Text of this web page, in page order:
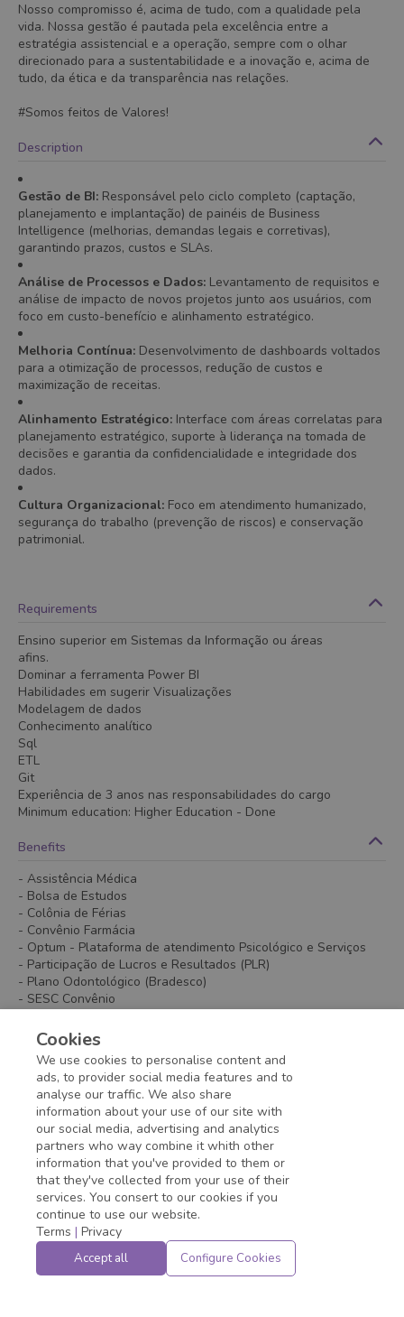
Nosso compromisso é, acima de tudo, com a qualidade pela
vida. Nossa gestão é pautada pela excelência entre a
estratégia assistencial e a operação, sempre com o olhar
direcionado para a sustentabilidade e a inovação e, acima de
tudo, da ética e da transparência nas relações.
#Somos feitos de Valores!
Description
Gestão de BI: Responsável pelo ciclo completo (captação,
planejamento e implantação) de painéis de Business
Intelligence (melhorias, demandas legais e corretivas),
garantindo prazos, custos e SLAs.
Análise de Processos e Dados: Levantamento de requisitos e
análise de impacto de novos projetos junto aos usuários, com
foco em custo-benefício e alinhamento estratégico.
Melhoria Contínua: Desenvolvimento de dashboards voltados
para a otimização de processos, redução de custos e
maximização de receitas.
Alinhamento Estratégico: Interface com áreas correlatas para
planejamento estratégico, suporte à liderança na tomada de
decisões e garantia da confidencialidade e integridade dos
dados.
Cultura Organizacional: Foco em atendimento humanizado,
segurança do trabalho (prevenção de riscos) e conservação
patrimonial.
Requirements
Ensino superior em Sistemas da Informação ou áreas
afins.
Dominar a ferramenta Power BI
Habilidades em sugerir Visualizações
Modelagem de dados
Conhecimento analítico
Sql
ETL
Git
Experiência de 3 anos nas responsabilidades do cargo
Minimum education: Higher Education - Done
Benefits
- Assistência Médica
- Bolsa de Estudos
- Colônia de Férias
- Convênio Farmácia
- Optum - Plataforma de atendimento Psicológico e Serviços
- Participação de Lucros e Resultados (PLR)
- Plano Odontológico (Bradesco)
- SESC Convênio
- Vale Transporte
- Wellhub - Gympass Aplicativo que dá acesso a academias no
Brasil e no mundo.
Application deadline expired!
Cookies
We use cookies to personalise content and
ads, to provider social media features and to
analyse our traffic. We also share
information about your use of our site with
our social media, advertising and analytics
partners who way combine it whith other
information that you've provided to them or
that they've collected from your use of their
services. You consert to our cookies if you
continue to use our website.
Terms | Privacy
Accept all Configure Cookies